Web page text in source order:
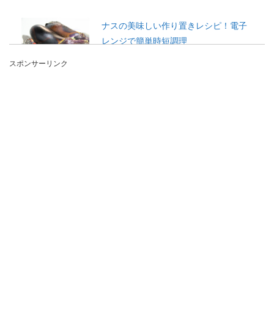
ナスの美味しい作り置きレシピ！電子
レンジで簡単時短調理
スポンサーリンク